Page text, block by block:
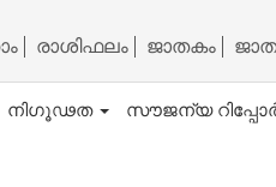
രാശിഫലം ജാതകം
നിഗൂഢത സൗജന്യ